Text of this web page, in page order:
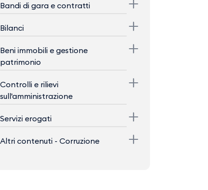
Bandi di gara e contratti
Bilanci
Beni immobili e gestione
patrimonio
Controlli e rilievi
sull'amministrazione
Servizi erogati
Altri contenuti - Corruzione